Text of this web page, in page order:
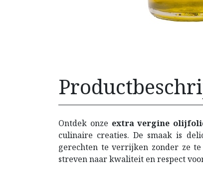
Ontdek onze extra vergine
culinaire creaties. De smaak is
gerechten te verrijken zonder ze
streven naar kwaliteit en respect